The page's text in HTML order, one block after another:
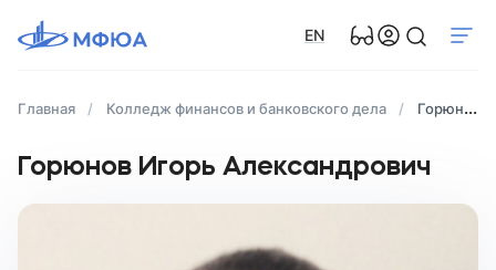
EN
Главная Колледж финансов и банковского дела Горюнов Игорь Александрович
Горюнов Игорь Александрович